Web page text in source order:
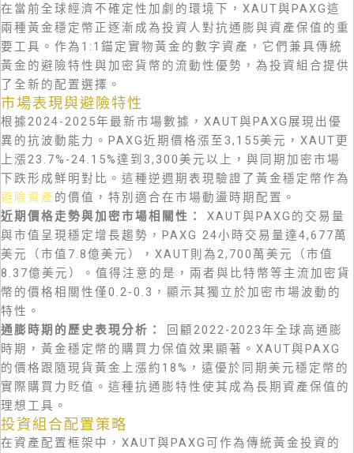
在當前全球經濟不確定性加劇的環境下，XAUT與PAXG這
兩種黃金穩定幣正逐漸成為投資人對抗通膨與資產保值的重
要工具。作為1:1錨定實物黃金的數字資產，它們兼具傳統
黃金的避險特性與加密貨幣的流動性優勢，為投資組合提供
了全新的配置選擇。
市場表現與避險特性
根據2024-2025年最新市場數據，XAUT與PAXG展現出優
異的抗波動能力。PAXG近期價格漲至3,155美元，XAUT更
上漲23.7%-24.15%達到3,300美元以上，與同期加密市場
下跌形成鮮明對比。這種逆週期表現驗證了黃金穩定幣作為
避險資產 的價值，特別適合在市場動盪時期配置。
近期價格走勢與加密市場相關性：
XAUT與PAXG的交易量
與市值呈現穩定增長趨勢，PAXG 24小時交易量達4,677萬
美元（市值7.8億美元），XAUT則為2,700萬美元（市值
8.37億美元）。值得注意的是，兩者與比特幣等主流加密貨
幣的價格相關性僅0.2-0.3，顯示其獨立於加密市場波動的
特性。
通膨時期的歷史表現分析：
回顧2022-2023年全球高通膨
時期，黃金穩定幣的購買力保值效果顯著。XAUT與PAXG
的價格跟隨現貨黃金上漲約18%，遠優於同期美元穩定幣的
實際購買力貶值。這種抗通膨特性使其成為長期資產保值的
理想工具。
投資組合配置策略
在資產配置框架中，XAUT與PAXG可作為傳統黃金投資的